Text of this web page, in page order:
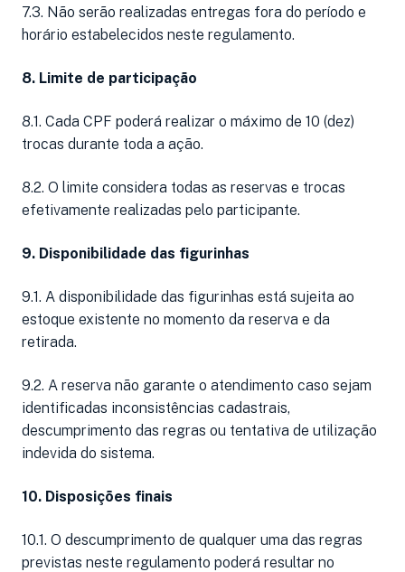
7.3. Não serão realizadas entregas fora do período e
horário estabelecidos neste regulamento.
8. Limite de participação
8.1. Cada CPF poderá realizar o máximo de 10 (dez)
trocas durante toda a ação.
8.2. O limite considera todas as reservas e trocas
efetivamente realizadas pelo participante.
9. Disponibilidade das figurinhas
9.1. A disponibilidade das figurinhas está sujeita ao
estoque existente no momento da reserva e da
retirada.
9.2. A reserva não garante o atendimento caso sejam
identificadas inconsistências cadastrais,
descumprimento das regras ou tentativa de utilização
indevida do sistema.
10. Disposições finais
10.1. O descumprimento de qualquer uma das regras
previstas neste regulamento poderá resultar no